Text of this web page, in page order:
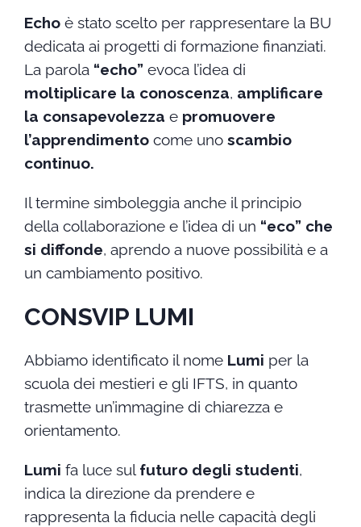
Echo è stato scelto per rappresentare la BU
dedicata ai progetti di formazione finanziati.
La parola “echo” evoca l’idea di
moltiplicare la conoscenza, amplificare
la consapevolezza e promuovere
l’apprendimentocome uno scambio
continuo.
Il termine simboleggia anche il principio
della collaborazione e l’idea di un “eco” che
si diffonde, aprendo a nuove possibilità e a
un cambiamento positivo.
CONSVIP LUMI
Abbiamo identificato il nome Lumi per la
scuola dei mestieri e gli IFTS, in quanto
trasmette un’immagine di chiarezza e
orientamento.
Lumi fa luce sul futuro degli studenti,
indica la direzione da prendere e
rappresenta la fiducia nelle capacità degli